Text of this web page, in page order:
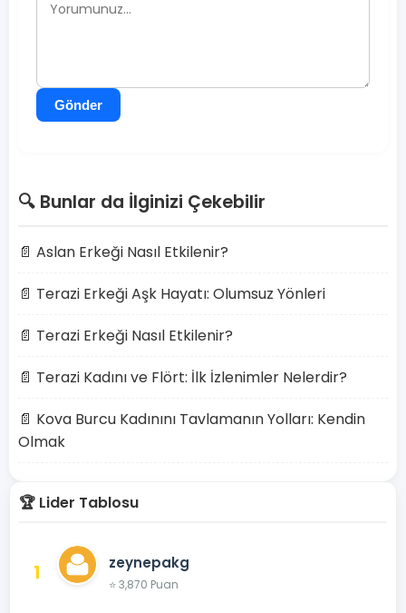
Gönder
🔍 Bunlar da İlginizi Çekebilir
📄 Aslan Erkeği Nasıl Etkilenir?
📄 Terazi Erkeği Aşk Hayatı: Olumsuz Yönleri
📄 Terazi Erkeği Nasıl Etkilenir?
📄 Terazi Kadını ve Flört: İlk İzlenimler Nelerdir?
📄 Kova Burcu Kadınını Tavlamanın Yolları: Kendin
Olmak
🏆 Lider Tablosu
1 zeynepakg
⭐ 3,870 Puan